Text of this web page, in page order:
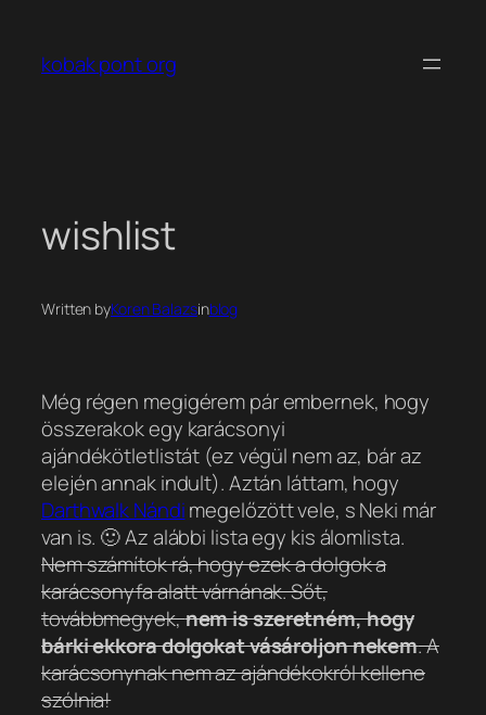
tartalomhoz
kobak pont org
wishlist
Written byKoren Balazsinblog
Még régen megigérem pár embernek, hogy
összerakok egy karácsonyi
ajándékötletlistát (ez végül nem az, bár az
elején annak indult). Aztán láttam, hogy
Darthwalk Nándimegelőzött vele, s Neki már
van is. 🙂 Az alábbi lista egy kis álomlista.
Nem számítok rá, hogy ezek a dolgok a
karácsonyfa alatt várnának. Sőt,
továbbmegyek,nem is szeretném, hogy
bárki ekkora dolgokat vásároljon nekem. A
karácsonynak nem az ajándékokról kellene
szólnia!